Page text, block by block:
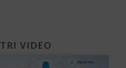
VIDEO